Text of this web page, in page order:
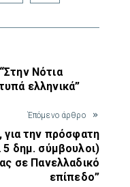
Νότια
ελληνικά”
Έπόμενο άρθρο
την πρόσφατη
5 δημ. σύμβουλοι)
σε Πανελλαδικό
επίπεδο”